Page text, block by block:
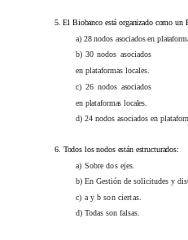
5. El Biobanco está organizado como un
a) 28 nodos asociados en
b) 30 nodos asociados
en plataformas locales.
c) 26 nodos asociados
en plataformas locales.
d) 24 nodos asociados en
6. Todos los nodos están estructurados:
a) Sobre dos ejes.
b) En Gestión de solicitudes y
c) a y b son ciertas.
d) Todas son falsas.